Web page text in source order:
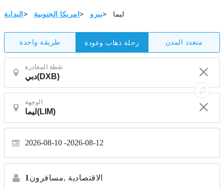
البداية > امريكا الجنوبية > بيرو> ليما
طريقة واحدة رحلة ذهاب وعودة متعدد المدن
نقطة المغادرة
الوجهة
2026-08-10 2026-08-12
1 مسافرون, الاقتصادية